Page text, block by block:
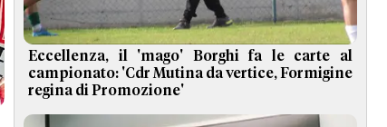
Eccellenza, il 'mago' Borghi fa le carte al
campionato: 'Cdr Mutina da vertice, Formigine
regina di Promozione'